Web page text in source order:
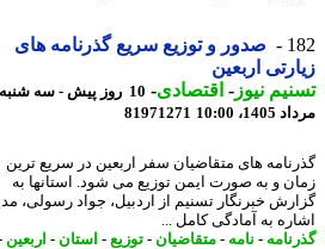
صدور و توزیع سریع گذرنامه های
اربعین
نیوز-اقتصادی-
10 روز پیش - سه شنبه 6
10:00
81971271
های متقاضیان سفر اربعین در سریع ترین
و به صورت ایمن توزیع می شود. استانها به
خبرنگار تسنیم از اردبیل، جواد رسولی،
به آمادگی کامل ...
-نامه -متقاضیان-توزیع- استان-اربعین -